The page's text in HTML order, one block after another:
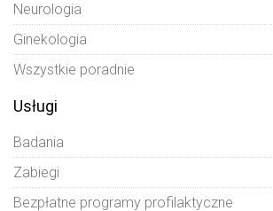
Neurologia
Ginekologia
Wszystkie poradnie
Usługi
Badania
Zabiegi
Bezpłatne programy profilaktyczne